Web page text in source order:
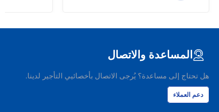
المساعدة والاتصال
هل تحتاج إلى مساعدة؟ يُرجى الاتصال بأخصائيي التأجير لدينا.
دعم العملاء